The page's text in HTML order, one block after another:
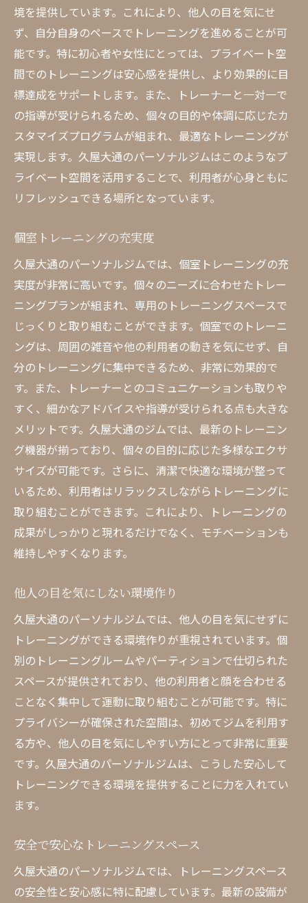
境を提供しています。これにより、他人の目を気にせ
ず、自分自身のペースでトレーニングを進めることが可
能です。特に初心者や女性にとっては、プライベート空
間でのトレーニングは安心感を提供し、より効果的に目
標達成をサポートします。また、トレーナーと一対一で
の指導が受けられるため、個々の目的や体調に応じたカ
スタマイズプログラムが組まれ、最適なトレーニングが
実現します。久屋大通のパーソナルジムはこのようなプ
ライベート空間を活用することで、利用者が心身ともに
リフレッシュできる場所となっています。
個室トレーニングの充実度
久屋大通のパーソナルジムでは、個室トレーニングの充
実度が非常に高いです。個々のニーズに合わせたトレー
ニングプランが組まれ、専用のトレーニングスペースで
じっくりと取り組むことができます。個室でのトレーニ
ングは、周囲の雑音や他の利用者の動きを気にせず、自
分のトレーニングに集中できるため、非常に効果的で
す。また、トレーナーとのコミュニケーションも取りや
すく、細かなアドバイスや指導が受けられる点も大きな
メリットです。久屋大通のジムでは、最新のトレーニン
グ機器が揃っており、個々の目的に応じた多様なエクサ
サイズが可能です。さらに、清潔で快適な環境が整って
いるため、利用者はリラックスしながらトレーニングに
取り組むことができます。これにより、トレーニングの
成果がしっかりと現れるだけでなく、モチベーションも
維持しやすくなります。
他人の目を気にしない環境作り
久屋大通のパーソナルジムでは、他人の目を気にせずに
トレーニングができる環境作りが重視されています。個
別のトレーニングルームやパーティションで仕切られた
スペースが提供されており、他の利用者と顔を合わせる
ことなく集中して運動に取り組むことが可能です。特に
プライバシーが確保された空間は、初めてジムを利用す
る方や、他人の目を気にしやすい方にとって非常に重要
です。久屋大通のパーソナルジムは、こうした安心して
トレーニングできる環境を提供することに力を入れてい
ます。
安全で安心なトレーニングスペース
久屋大通のパーソナルジムでは、トレーニングスペース
の安全性と安心感に特に配慮しています。最新の設備が